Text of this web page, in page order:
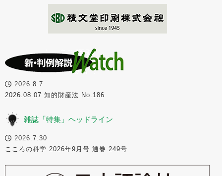
2026.8.7
2026.08.07 知的財産法 No.186
雑誌「特集」ヘッドライン
2026.7.30
こころの科学 2026年9月号 通巻 249号